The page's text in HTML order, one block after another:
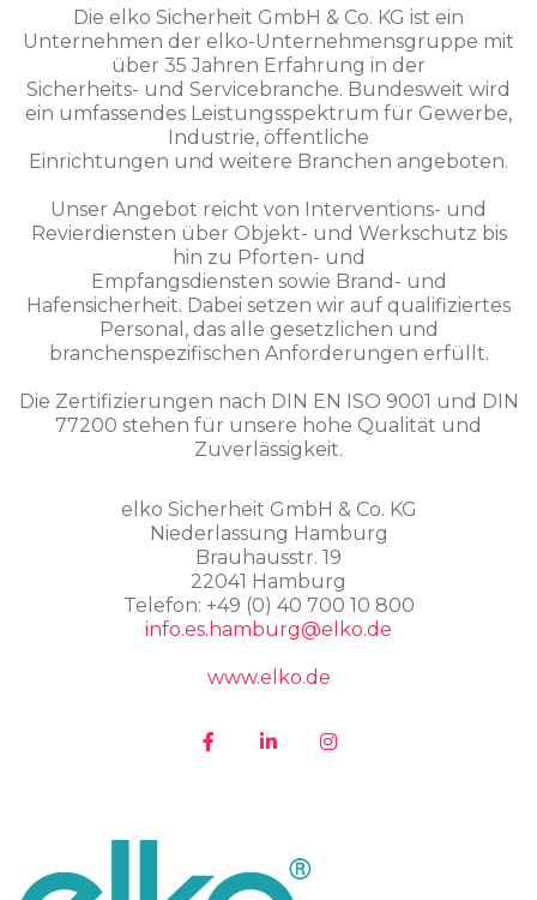
Die elko Sicherheit GmbH & Co. KG ist ein
Unternehmen der elko-Unternehmensgruppe mit
über 35 Jahren Erfahrung in der
Sicherheits- und Servicebranche. Bundesweit wird
ein umfassendes Leistungsspektrum für Gewerbe,
Industrie, öffentliche
Einrichtungen und weitere Branchen angeboten.
Unser Angebot reicht von Interventions- und
Revierdiensten über Objekt- und Werkschutz bis
hin zu Pforten- und
Empfangsdiensten sowie Brand- und
Hafensicherheit. Dabei setzen wir auf qualifiziertes
Personal, das alle gesetzlichen und
branchenspezifischen Anforderungen erfüllt.
Die Zertifizierungen nach DIN EN ISO 9001 und DIN
77200 stehen für unsere hohe Qualität und
Zuverlässigkeit.
elko Sicherheit GmbH & Co. KG
Niederlassung Hamburg
Brauhausstr. 19
22041 Hamburg
Telefon: +49 (0) 40 700 10 800
info.es.hamburg@elko.de
www.elko.de